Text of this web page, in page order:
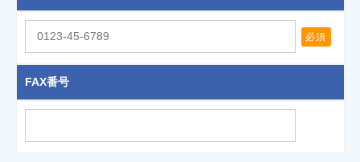
必須
FAX番号